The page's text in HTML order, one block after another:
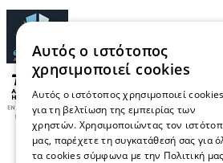
Αυτός ο ιστότοπος
χρησιμοποιεί cookies
Αυτός ο ιστότοπος χρησιμοποιεί cookies
για τη βελτίωση της εμπειρίας των
χρηστών. Χρησιμοποιώντας τον
μας, παρέχετε τη συγκατάθεσή σας για
τα cookies σύμφωνα με την Πολιτική μας